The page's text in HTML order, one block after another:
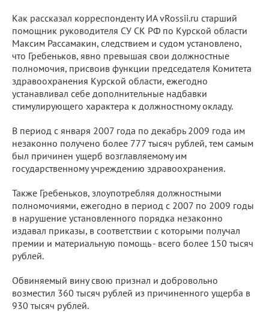
Как рассказал корреспонденту ИА vRossii.ru старший
помощник руководителя СУ СК РФ по Курской области
Максим Рассамакин, следствием и судом установлено,
что Гребеньков, явно превышая свои должностные
полномочия, присвоив функции председателя Комитета
здравоохранения Курской области, ежегодно
устанавливал себе дополнительные надбавки
стимулирующего характера к должностному окладу.
В период с января 2007 года по декабрь 2009 года им
незаконно получено более 777 тысяч рублей, тем самым
был причинен ущерб возглавляемому им
государственному учреждению здравоохранения.
Также Гребеньков, злоупотребляя должностными
полномочиями, ежегодно в период с 2007 по 2009 годы
в нарушение установленного порядка незаконно
издавал приказы, в соответствии с которыми получал
премии и материальную помощь - всего более 150 тысяч
рублей.
Обвиняемый вину свою признал и добровольно
возместил 360 тысяч рублей из причиненного ущерба в
930 тысяч рублей.